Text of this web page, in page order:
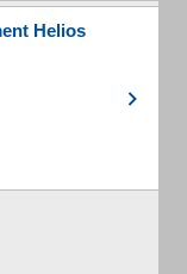
Helios